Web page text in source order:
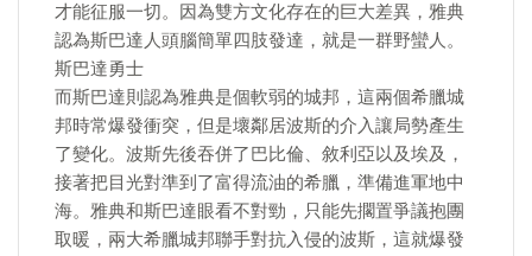
才能征服一切。因為雙方文化存在的巨大差異，雅典
認為斯巴達人頭腦簡單四肢發達，就是一群野蠻人。
斯巴達勇士
而斯巴達則認為雅典是個軟弱的城邦，這兩個希臘城
邦時常爆發衝突，但是壞鄰居波斯的介入讓局勢產生
了變化。波斯先後吞併了巴比倫、敘利亞以及埃及，
接著把目光對準到了富得流油的希臘，準備進軍地中
海。雅典和斯巴達眼看不對勁，只能先擱置爭議抱團
取暖，兩大希臘城邦聯手對抗入侵的波斯，這就爆發